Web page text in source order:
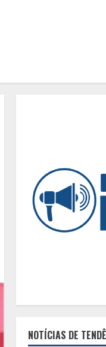
NOTÍCIAS DE